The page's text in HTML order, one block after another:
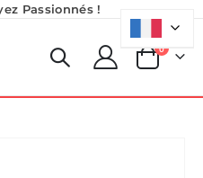
Passionnés !
Panier
0produits